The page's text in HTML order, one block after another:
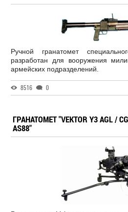
Ручной гранатомет
разработан для вооружения
армейских подразделений.
8516 0
ГРАНАТОМЕТ "VEKTOR Y3 AGL /
AS88"